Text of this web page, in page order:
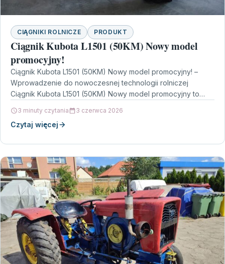
CIĄGNIKI ROLNICZE PRODUKT
Ciągnik Kubota L1501 (50KM) Nowy model
promocyjny!
Ciągnik Kubota L1501 (50KM) Nowy model promocyjny! –
Wprowadzenie do nowoczesnej technologii rolniczej
Ciągnik Kubota L1501 (50KM) Nowy model promocyjny to
3 minuty czytania 3 czerwca 2026
Czytaj więcej